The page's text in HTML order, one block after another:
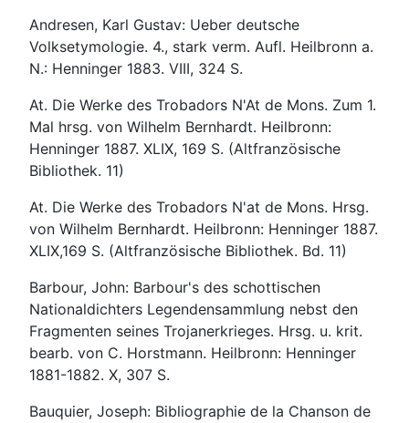
Andresen, Karl Gustav: Ueber deutsche
Volksetymologie. 4., stark verm. Aufl. Heilbronn a.
N.: Henninger 1883. VIII, 324 S.
At. Die Werke des Trobadors N'At de Mons. Zum 1.
Mal hrsg. von Wilhelm Bernhardt. Heilbronn:
Henninger 1887. XLIX, 169 S. (Altfranzösische
Bibliothek. 11)
At. Die Werke des Trobadors N'at de Mons. Hrsg.
von Wilhelm Bernhardt. Heilbronn: Henninger 1887.
XLIX,169 S. (Altfranzösische Bibliothek. Bd. 11)
Barbour, John: Barbour's des schottischen
Nationaldichters Legendensammlung nebst den
Fragmenten seines Trojanerkrieges. Hrsg. u. krit.
bearb. von C. Horstmann. Heilbronn: Henninger
1881-1882. X, 307 S.
Bauquier, Joseph: Bibliographie de la Chanson de